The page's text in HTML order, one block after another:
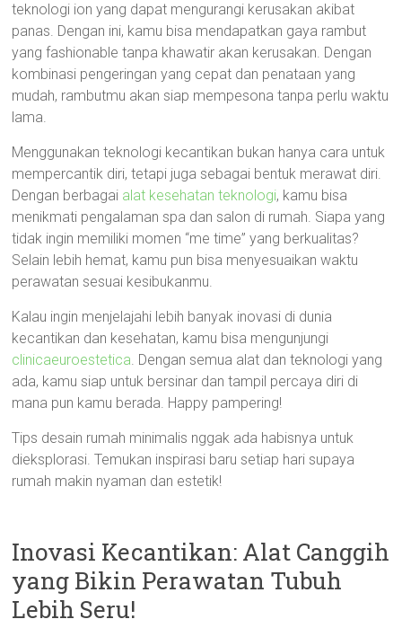
teknologi ion yang dapat mengurangi kerusakan akibat
panas. Dengan ini, kamu bisa mendapatkan gaya rambut
yang fashionable tanpa khawatir akan kerusakan. Dengan
kombinasi pengeringan yang cepat dan penataan yang
mudah, rambutmu akan siap mempesona tanpa perlu waktu
lama.
Menggunakan teknologi kecantikan bukan hanya cara untuk
mempercantik diri, tetapi juga sebagai bentuk merawat diri.
Dengan berbagai alat kesehatan teknologi, kamu bisa
menikmati pengalaman spa dan salon di rumah. Siapa yang
tidak ingin memiliki momen “me time” yang berkualitas?
Selain lebih hemat, kamu pun bisa menyesuaikan waktu
perawatan sesuai kesibukanmu.
Kalau ingin menjelajahi lebih banyak inovasi di dunia
kecantikan dan kesehatan, kamu bisa mengunjungi
clinicaeuroestetica. Dengan semua alat dan teknologi yang
ada, kamu siap untuk bersinar dan tampil percaya diri di
mana pun kamu berada. Happy pampering!
Tips desain rumah minimalis nggak ada habisnya untuk
dieksplorasi. Temukan inspirasi baru setiap hari supaya
rumah makin nyaman dan estetik!
Inovasi Kecantikan: Alat Canggih
yang Bikin Perawatan Tubuh
Lebih Seru!